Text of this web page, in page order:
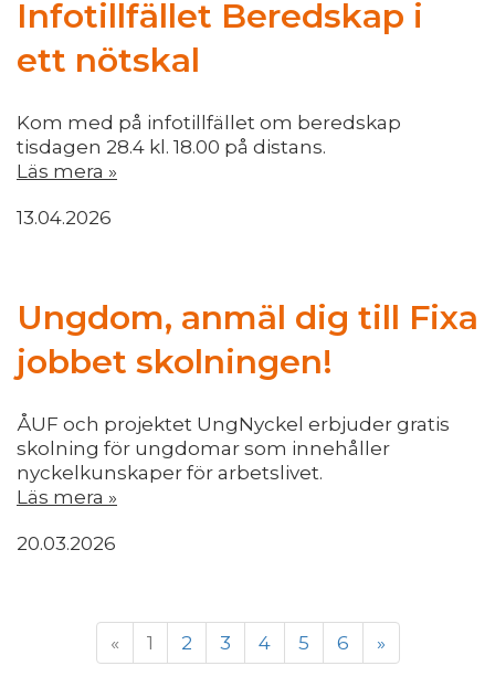
Infotillfället Beredskap i
ett nötskal
Kom med på infotillfället om beredskap
tisdagen 28.4 kl. 18.00 på distans.
Läs mera »
13.04.2026
Ungdom, anmäl dig till Fixa
jobbet skolningen!
ÅUF och projektet UngNyckel erbjuder gratis
skolning för ungdomar som innehåller
nyckelkunskaper för arbetslivet.
Läs mera »
20.03.2026
« 1 2 3 4 5 6 »